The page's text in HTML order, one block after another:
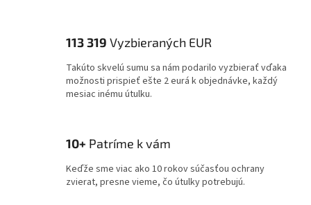
113 319 Vyzbieraných EUR
Takúto skvelú sumu sa nám podarilo vyzbierať vďaka
možnosti prispieť ešte 2 eurá k objednávke, každý
mesiac inému útulku.
10+ Patríme k vám
Keďže sme viac ako 10 rokov súčasťou ochrany
zvierat, presne vieme, čo útulky potrebujú.